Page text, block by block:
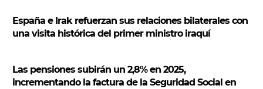
España e Irak refuerzan sus relaciones bilaterales con
una visita histórica del primer ministro iraquí
Las pensiones subirán un 2,8% en 2025,
incrementando la factura de la Seguridad Social en